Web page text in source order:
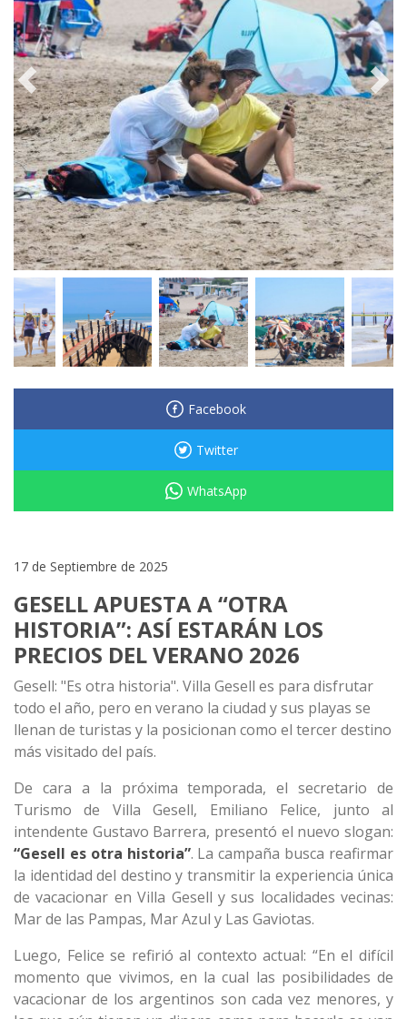
Facebook
Twitter
WhatsApp
17 de Septiembre de 2025
GESELL APUESTA A “OTRA
HISTORIA”: ASÍ ESTARÁN LOS
PRECIOS DEL VERANO 2026
Gesell: "Es otra historia". Villa Gesell es para disfrutar
todo el año, pero en verano la ciudad y sus playas se
llenan de turistas y la posicionan como el tercer destino
más visitado del país.
De cara a la próxima temporada, el secretario de
Turismo de Villa Gesell, Emiliano Felice, junto al
intendente Gustavo Barrera, presentó el nuevo slogan:
“Gesell es otra historia”. La campaña busca reafirmar
la identidad del destino y transmitir la experiencia única
de vacacionar en Villa Gesell y sus localidades vecinas:
Mar de las Pampas, Mar Azul y Las Gaviotas.
Luego, Felice se refirió al contexto actual: “En el difícil
momento que vivimos, en la cual las posibilidades de
vacacionar de los argentinos son cada vez menores, y